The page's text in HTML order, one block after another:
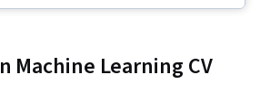
Lernen, Tensorflow, Jupyter,
Machine Learning CV